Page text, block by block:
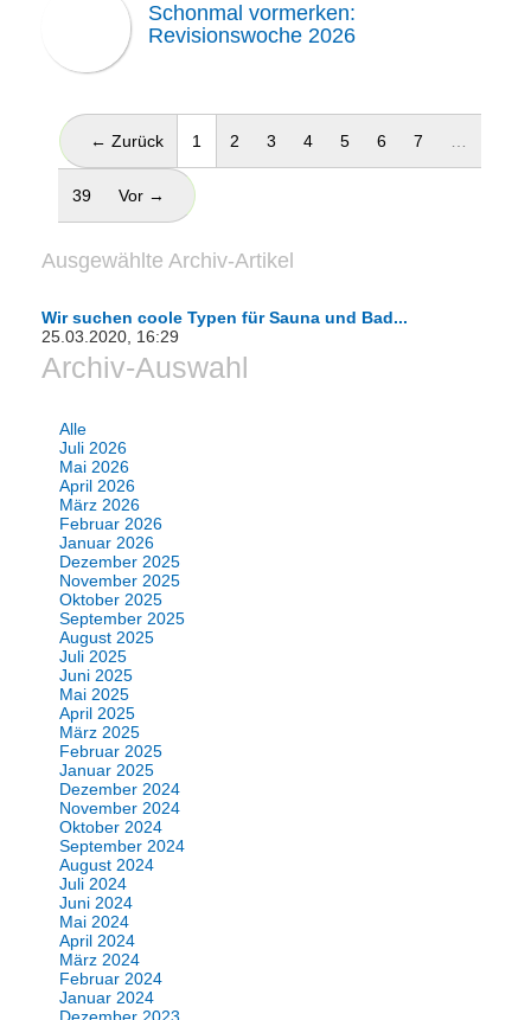
Schonmal vormerken:
Revisionswoche 2026
← Zurück 1 (aktuell)
2 3 4 5 6 7 …
39 Vor →
Ausgewählte Archiv-Artikel
Wir suchen coole Typen für Sauna und Bad...
25.03.2020, 16:29
Archiv-Auswahl
Alle
Juli 2026
Mai 2026
April 2026
März 2026
Februar 2026
Januar 2026
Dezember 2025
November 2025
Oktober 2025
September 2025
August 2025
Juli 2025
Juni 2025
Mai 2025
April 2025
März 2025
Februar 2025
Januar 2025
Dezember 2024
November 2024
Oktober 2024
September 2024
August 2024
Juli 2024
Juni 2024
Mai 2024
April 2024
März 2024
Februar 2024
Januar 2024